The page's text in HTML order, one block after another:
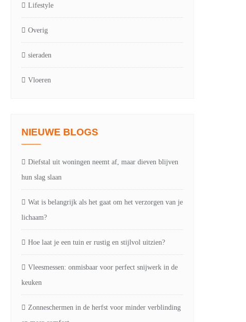
Lifestyle
Overig
sieraden
Vloeren
NIEUWE BLOGS
Diefstal uit woningen neemt af, maar dieven blijven
hun slag slaan
Wat is belangrijk als het gaat om het verzorgen van je
lichaam?
Hoe laat je een tuin er rustig en stijlvol uitzien?
Vleesmessen: onmisbaar voor perfect snijwerk in de
keuken
Zonneschermen in de herfst voor minder verblinding